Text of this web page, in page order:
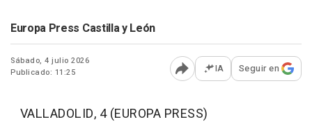
Europa Press Castilla y León
Sábado, 4 julio 2026
Publicado: 11:25
Abrir opciones para
IA Seguir en
VALLADOLID, 4 (EUROPA PRESS)